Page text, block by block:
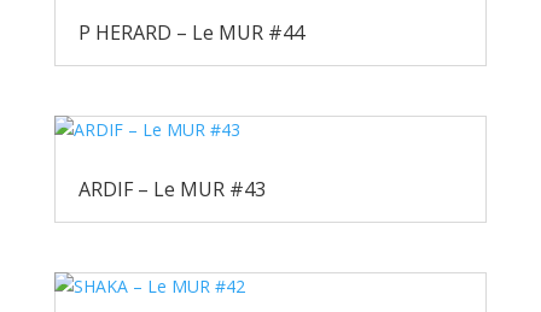
P HERARD – Le MUR #44
ARDIF – Le MUR #43